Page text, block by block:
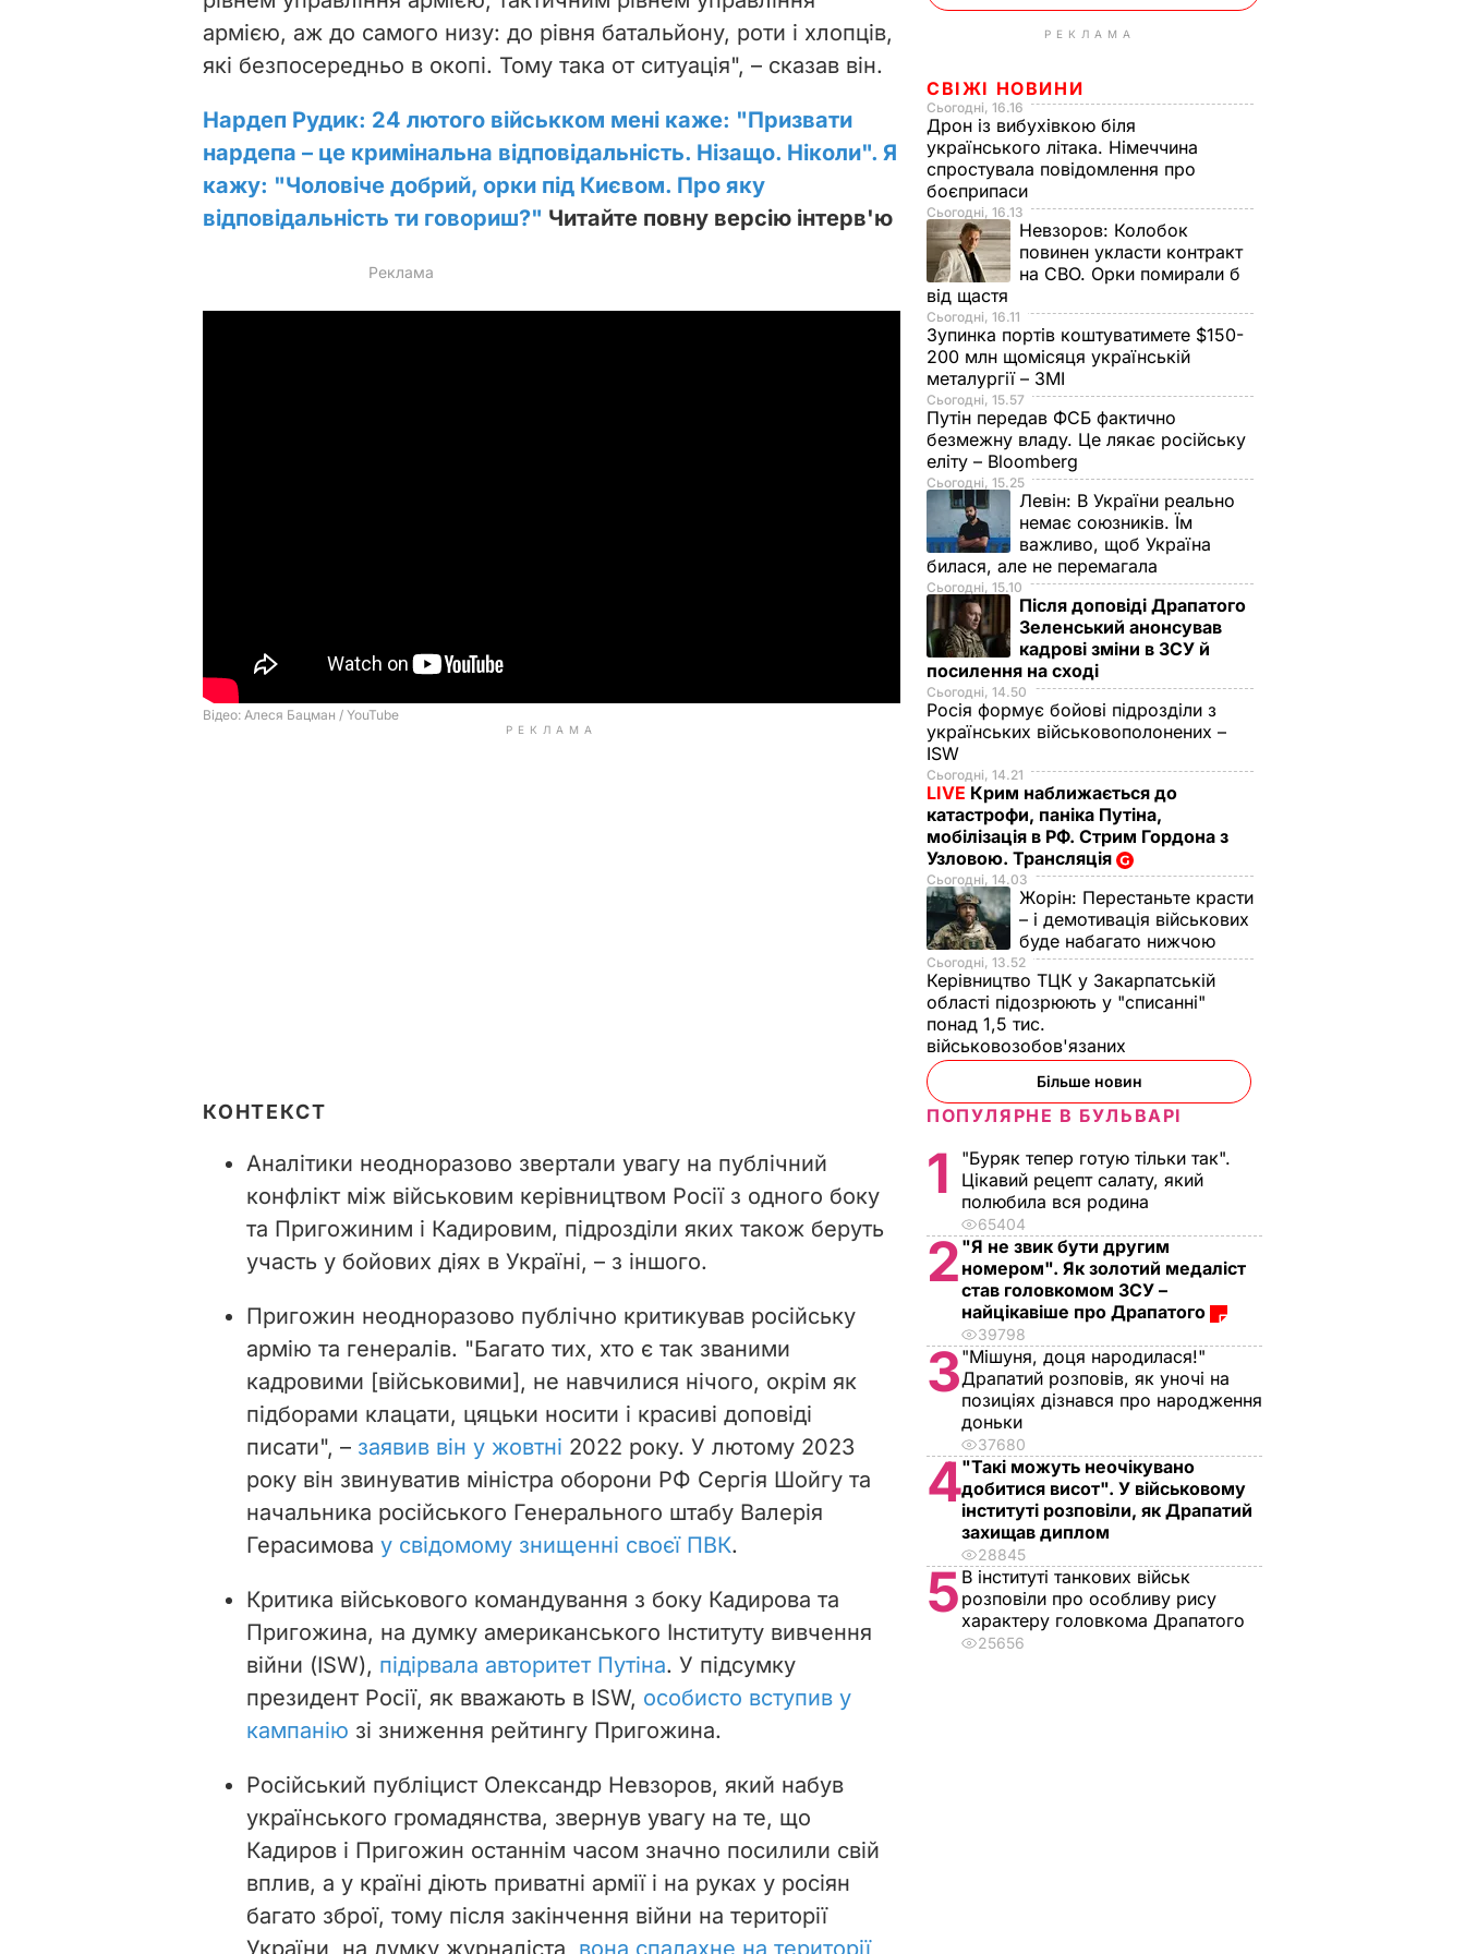
o
армією, аж до самого низу: до рівня батальйону, роти і хлопців,
які безпосередньо в окопі. Тому така от ситуація", – сказав він.
Нардеп Рудик: 24 лютого військком мені каже: "Призвати
нардепа – це кримінальна відповідальність. Нізащо. Ніколи". Я
кажу: "Чоловіче добрий, орки під Києвом. Про яку
відповідальність ти говориш?" Читайте повну версію інтерв'ю
РЕКЛАМА
КОНТЕКСТ
Аналітики неодноразово звертали увагу на публічний
конфлікт між військовим керівництвом Росії з одного боку
та Пригожиним і Кадировим, підрозділи яких також беруть
участь у бойових діях в Україні, – з іншого.
Пригожин неодноразово публічно критикував російську
армію та генералів. "Багато тих, хто є так званими
кадровими [військовими], не навчилися нічого, окрім як
підборами клацати, цяцьки носити і красиві доповіді
писати", – заявив він у жовтні 2022 року. У лютому 2023
року він звинуватив міністра оборони РФ Сергія Шойгу та
начальника російського Генерального штабу Валерія
Герасимова у свідомому знищенні своєї ПВК.
Критика військового командування з боку Кадирова та
Пригожина, на думку американського Інституту вивчення
війни (ISW), підірвала авторитет Путіна. У підсумку
президент Росії, як вважають в ISW, особисто вступив у
кампанію зі зниження рейтингу Пригожина.
Російський публіцист Олександр Невзоров, який набув
українського громадянства, звернув увагу на те, що
Кадиров і Пригожин останнім часом значно посилили свій
вплив, а у країні діють приватні армії і на руках у росіян
багато зброї, тому після закінчення війни на території
РЕКЛАМА
СВІЖІ НОВИНИ
Сьогодні, 16.16
Дрон із вибухівкою біля
українського літака. Німеччина
спростувала повідомлення про
боєприпаси
Сьогодні, 16.13
Невзоров: Колобок
повинен укласти контракт
на СВО. Орки помирали б
від щастя
Сьогодні, 16.11
Зупинка портів коштуватимете $150-
200 млн щомісяця українській
металургії – ЗМІ
Сьогодні, 15.57
Путін передав ФСБ фактично
безмежну владу. Це лякає російську
еліту – Bloomberg
Сьогодні, 15.25
Левін: В України реально
немає союзників. Їм
важливо, щоб Україна
билася, але не перемагала
Сьогодні, 15.10
Після доповіді Драпатого
Зеленський анонсував
кадрові зміни в ЗСУ й
посилення на сході
Сьогодні, 14.50
Росія формує бойові підрозділи з
українських військовополонених –
ISW
Сьогодні, 14.21
LIVE Крим наближається до
катастрофи, паніка Путіна,
мобілізація в РФ. Стрим Гордона з
Узловою. Трансляція
Сьогодні, 14.03
Жорін: Перестаньте красти
– і демотивація військових
буде набагато нижчою
Сьогодні, 13.52
Керівництво ТЦК у Закарпатській
області підозрюють у "списанні"
понад 1,5 тис.
військовозобов'язаних
Більше новин
ПОПУЛЯРНЕ В БУЛЬВАРІ
1
"Буряк тепер готую тільки так".
Цікавий рецепт салату, який
полюбила вся родина
65404
2 "Я не звик бути другим
номером". Як золотий медаліст
став головкомом ЗСУ –
найцікавіше про Драпатого
39798
3"Мішуня, доця народилася!"
Драпатий розповів, як уночі на
позиціях дізнався про народження
доньки
37680
4"Такі можуть неочікувано
добитися висот". У військовому
інституті розповіли, як Драпатий
захищав диплом
28845
5 В інституті танкових військ
розповіли про особливу рису
характеру головкома Драпатого
25656